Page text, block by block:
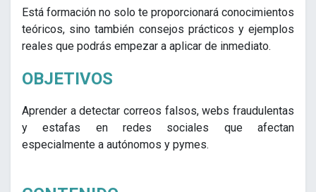
Está formación no solo te proporcionará conocimientos
teóricos, sino también consejos prácticos y ejemplos
reales que podrás empezar a aplicar de inmediato.
OBJETIVOS
Aprender a detectar correos falsos, webs fraudulentas
y estafas en redes sociales que afectan
especialmente a autónomos y pymes.